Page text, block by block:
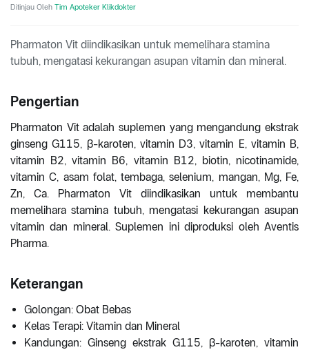
Ditinjau Oleh Tim Apoteker Klikdokter
Pharmaton Vit diindikasikan untuk memelihara stamina
tubuh, mengatasi kekurangan asupan vitamin dan mineral.
Pengertian
Pharmaton Vit adalah suplemen yang mengandung ekstrak
ginseng G115, β-karoten, vitamin D3, vitamin E, vitamin B,
vitamin B2, vitamin B6, vitamin B12, biotin, nicotinamide,
vitamin C, asam folat, tembaga, selenium, mangan, Mg, Fe,
Zn, Ca. Pharmaton Vit diindikasikan untuk membantu
memelihara stamina tubuh, mengatasi kekurangan asupan
vitamin dan mineral. Suplemen ini diproduksi oleh Aventis
Pharma.
Keterangan
Golongan: Obat Bebas
Kelas Terapi: Vitamin dan Mineral
Kandungan: Ginseng ekstrak G115, β-karoten, vitamin